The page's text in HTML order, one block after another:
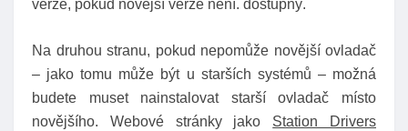
verze, pokud novější verze není. dostupný.
Na druhou stranu, pokud nepomůže novější ovladač
– jako tomu může být u starších systémů – možná
budete muset nainstalovat starší ovladač místo
novějšího. Webové stránky jako Station Drivers